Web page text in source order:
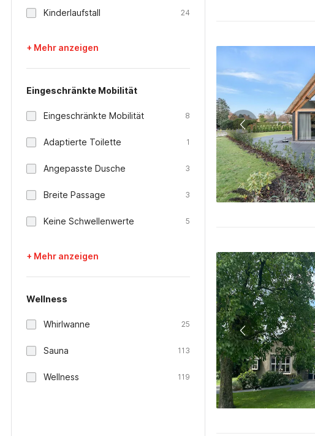
Kinderlaufstall 24
+ Mehr anzeigen
Eingeschränkte Mobilität
Eingeschränkte Mobilität 8
Adaptierte Toilette 1
Angepasste Dusche 3
Breite Passage 3
Keine Schwellenwerte 5
+ Mehr anzeigen
Wellness
Whirlwanne 25
Sauna 113
Wellness 119